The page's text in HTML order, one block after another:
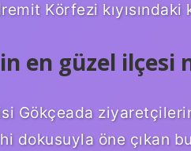
Körfezi
en güzel ilçesi
Gökçeada
dokusuyla öne çıkan